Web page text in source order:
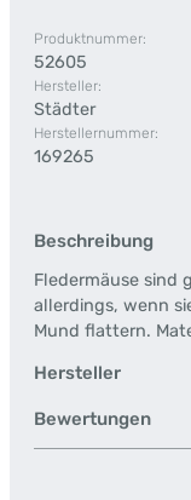
Produktnummer:
52605
Hersteller:
Städter
Herstellernummer:
169265
Beschreibung
Fledermäuse sind
allerdings, wenn
Mund flattern.
Hersteller
Bewertungen